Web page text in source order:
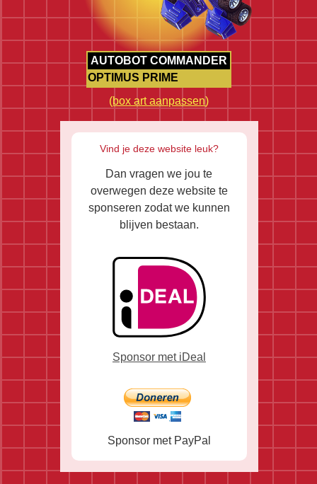
AUTOBOT COMMANDER
OPTIMUS PRIME
(box art aanpassen)
Vind je deze website leuk?
Dan vragen we jou te
overwegen deze website te
sponseren zodat we kunnen
blijven bestaan.
Sponsor met iDeal
Sponsor met PayPal